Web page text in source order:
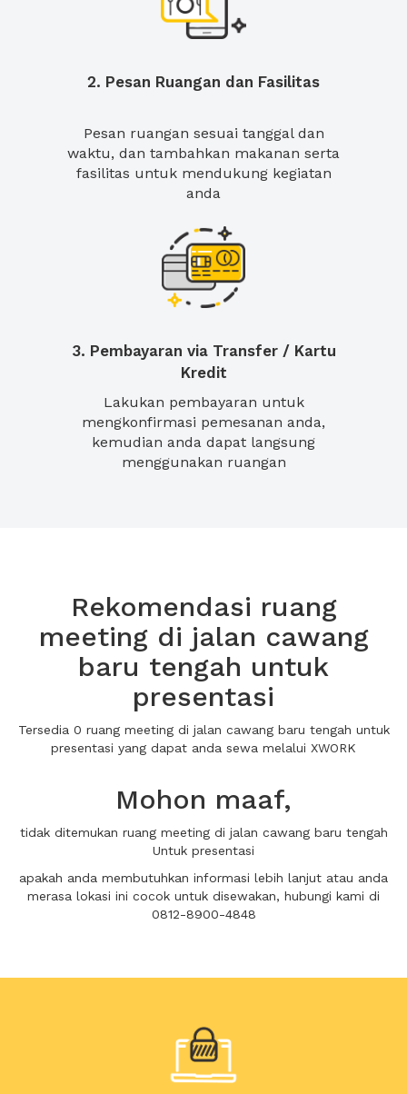
2. Pesan Ruangan dan Fasilitas
Pesan ruangan sesuai tanggal dan
waktu, dan tambahkan makanan serta
fasilitas untuk mendukung kegiatan
anda
3. Pembayaran via Transfer / Kartu
Kredit
Lakukan pembayaran untuk
mengkonfirmasi pemesanan anda,
kemudian anda dapat langsung
menggunakan ruangan
Rekomendasi ruang
meeting di jalan cawang
baru tengah untuk
presentasi
Tersedia 0 ruang meeting di jalan cawang baru tengah untuk
presentasi yang dapat anda sewa melalui XWORK
Mohon maaf,
tidak ditemukan ruang meeting di jalan cawang baru tengah
Untuk presentasi
apakah anda membutuhkan informasi lebih lanjut atau anda
merasa lokasi ini cocok untuk disewakan, hubungi kami di
0812-8900-4848